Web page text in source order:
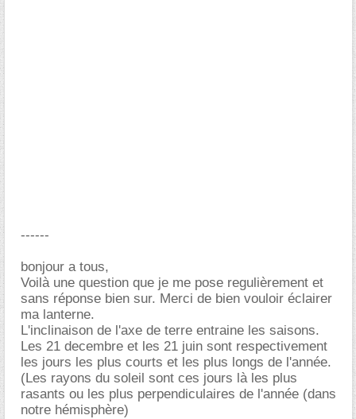
------
bonjour a tous,
Voilà une question que je me pose regulièrement et
sans réponse bien sur. Merci de bien vouloir éclairer
ma lanterne.
L'inclinaison de l'axe de terre entraine les saisons.
Les 21 decembre et les 21 juin sont respectivement
les jours les plus courts et les plus longs de l'année.
(Les rayons du soleil sont ces jours là les plus
rasants ou les plus perpendiculaires de l'année (dans
notre hémisphère)